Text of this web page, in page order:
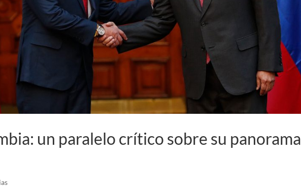
un paralelo crítico sobre su panorama